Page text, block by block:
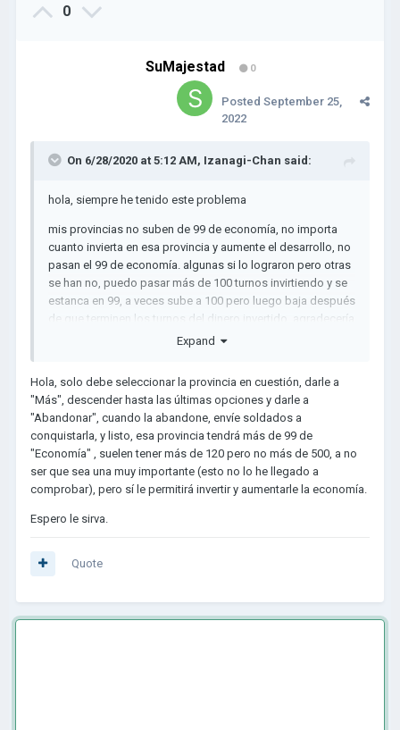
0
SuMajestad 0
Posted September 25,
2022
On 6/28/2020 at 5:12 AM, Izanagi-Chan said:
hola, siempre he tenido este problema
mis provincias no suben de 99 de economía, no importa
cuanto invierta en esa provincia y aumente el desarrollo, no
pasan el 99 de economía. algunas si lo lograron pero otras
se han no, puedo pasar más de 100 turnos invirtiendo y se
estanca en 99, a veces sube a 100 pero luego baja después
de que terminen los turnos del dinero invertido, agradecería
muchísimo que me ayude con esto
horas en este juego y ya lo he completado muchas veces
con 4000 de provincias pero el problema como dije
anteriormente es que mis provincias se estancan en 99 de
economía.
Expand
Hola, solo debe seleccionar la provincia en cuestión, darle a
"Más", descender hasta las últimas opciones y darle a
"Abandonar", cuando la abandone, envíe soldados a
conquistarla, y listo, esa provincia tendrá más de 99 de
"Economía" , suelen tener más de 120 pero no más de 500, a no
ser que sea una muy importante (esto no lo he llegado a
comprobar), pero sí le permitirá invertir y aumentarle la economía.
Espero le sirva.
Quote